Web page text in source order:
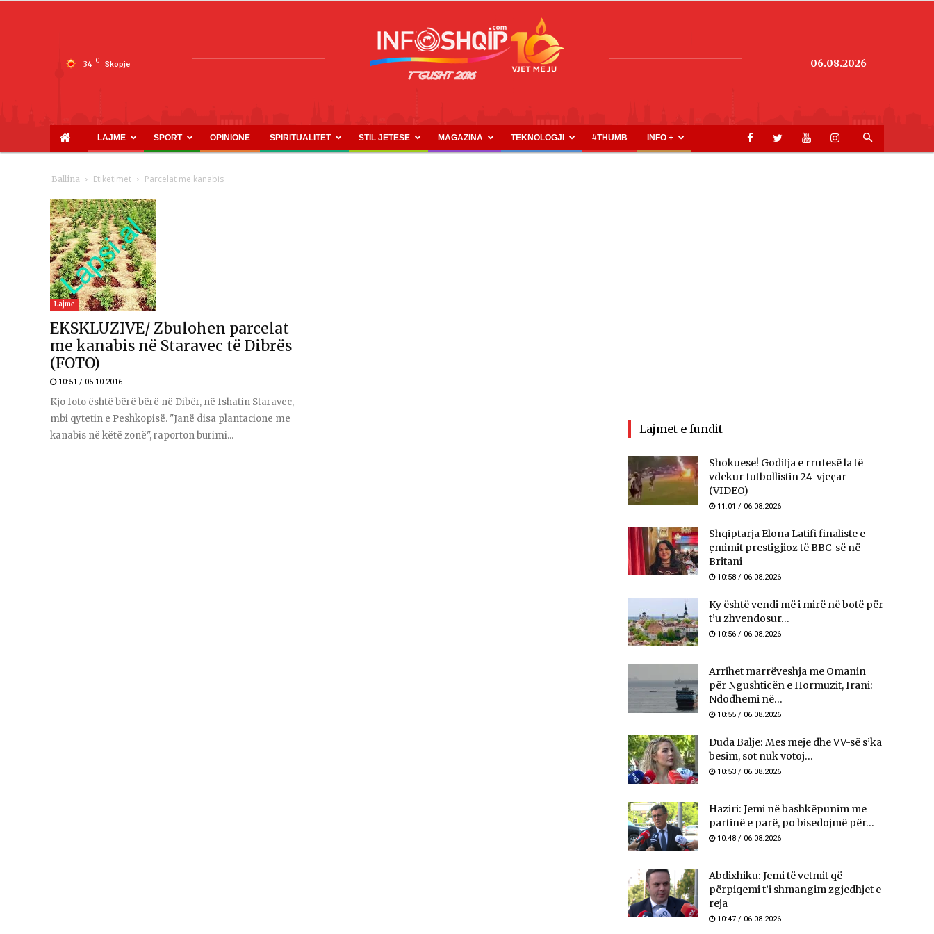
34 C Skopje
INFOSHQIP.COM
06.08.2026
LAJME SPORT OPINIONE SPIRITUALITET STIL JETESE MAGAZINA TEKNOLOGJI #THUMB INFO +
Ballina Etiketimet Parcelat me kanabis
Lajme
EKSKLUZIVE/ Zbulohen parcelat
me kanabis në Staravec të Dibrës
(FOTO)
10:51 / 05.10.2016
Kjo foto është bërë bërë në Dibër, në fshatin Staravec,
mbi qytetin e Peshkopisë. "Janë disa plantacione me
kanabis në këtë zonë", raporton burimi...
Lajmet e fundit
Shokuese! Goditja e rrufesë la të
vdekur futbollistin 24-vjeçar
(VIDEO)
11:01 / 06.08.2026
Shqiptarja Elona Latifi finaliste e
çmimit prestigjioz të BBC-së në
Britani
10:58 / 06.08.2026
Ky është vendi më i mirë në botë për
t’u zhvendosur...
10:56 / 06.08.2026
Arrihet marrëveshja me Omanin
për Ngushticën e Hormuzit, Irani:
Ndodhemi në...
10:55 / 06.08.2026
Duda Balje: Mes meje dhe VV-së s’ka
besim, sot nuk votoj...
10:53 / 06.08.2026
Haziri: Jemi në bashkëpunim me
partinë e parë, po bisedojmë për...
10:48 / 06.08.2026
Abdixhiku: Jemi të vetmit që
përpiqemi t’i shmangim zgjedhjet e
reja
10:47 / 06.08.2026